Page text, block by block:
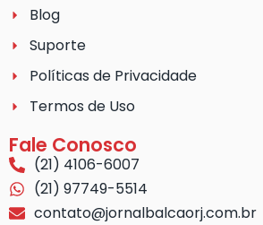
Blog
Suporte
Políticas de Privacidade
Termos de Uso
Fale Conosco
(21) 4106-6007
(21) 97749-5514
contato@jornalbalcaorj.com.br